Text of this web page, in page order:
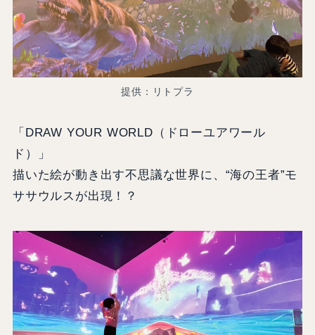
提供：リトプラ
「DRAW YOUR WORLD（ドローユアワール
ド）」
描いた絵が動き出す不思議な世界に、“海の王者”モ
ササウルスが出現！？